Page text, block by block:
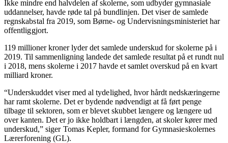
Ikke mindre end halvdelen af skolerne, som udbyder gymnasiale
uddannelser, havde røde tal på bundlinjen. Det viser de samlede
regnskabstal fra 2019, som Børne- og Undervisningsministeriet har
offentliggjort.
119 millioner kroner lyder det samlede underskud for skolerne på i
2019. Til sammenligning landede det samlede resultat på et rundt nul
i 2018, mens skolerne i 2017 havde et samlet overskud på en kvart
milliard kroner.
“Underskuddet viser med al tydelighed, hvor hårdt nedskæringerne
har ramt skolerne. Det er bydende nødvendigt at få ført penge
tilbage til sektoren, som er blevet skubbet længere og længere ud
over kanten. Det er jo ikke holdbart i længden, at skoler kører med
underskud,” siger Tomas Kepler, formand for Gymnasieskolernes
Lærerforening (GL).